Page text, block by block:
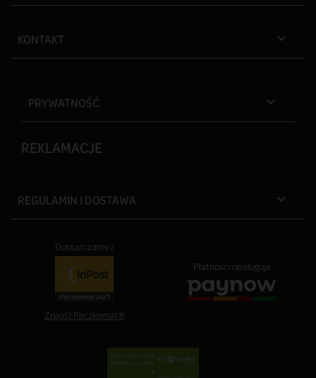
KONTAKT 
PRYWATNOŚĆ 
REKLAMACJE
REGULAMIN I DOSTAWA 
Dostarczamy z
Znajdź Paczkomat®
Płatności obsługuje